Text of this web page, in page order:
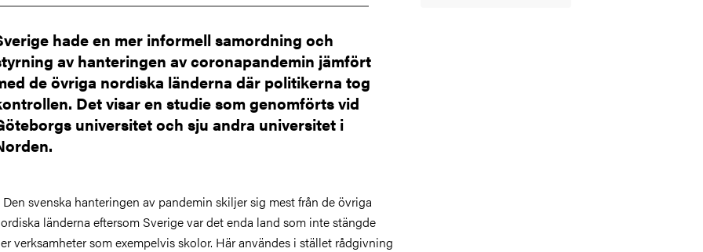
hade en mer informell samordning och
av hanteringen av coronapandemin jämfört
de övriga nordiska länderna där politikerna tog
Det visar en studie som genomförts vid
universitet och sju andra universitet i
Den svenska hanteringen av pandemin skiljer sig mest från de övriga
länderna eftersom Sverige var det enda land som inte stängde
verksamheter som exempelvis skolor. Här användes i stället rådgivning